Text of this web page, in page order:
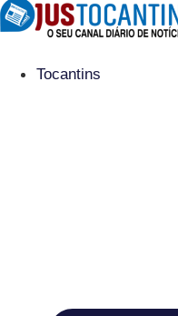
Tocantins